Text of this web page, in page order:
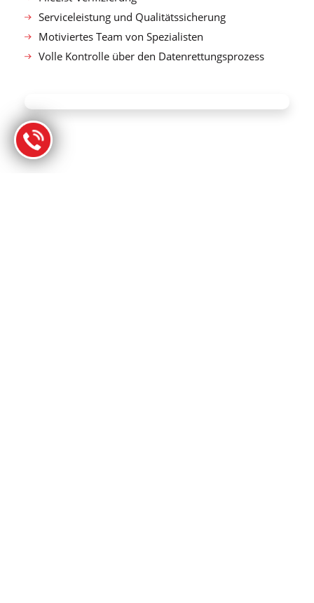
Serviceleistung und Qualitätssicherung
Motiviertes Team von Spezialisten
Volle Kontrolle über den Datenrettungsprozess